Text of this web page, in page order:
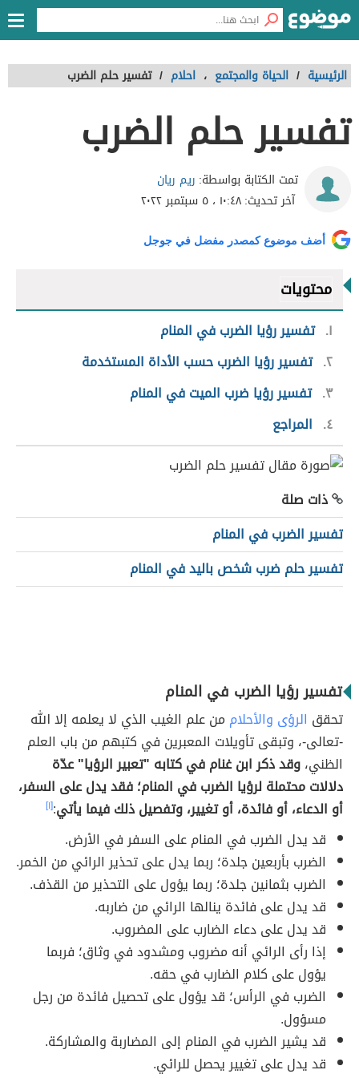
الرئيسية / الحياة والمجتمع ، احلام / تفسير حلم الضرب
تفسير حلم الضرب
تمت الكتابة بواسطة: ريم ريان
آخر تحديث:١٠:٤٨ ، ٥ سبتمبر ٢٠٢٢
أضف موضوع كمصدر مفضل في جوجل
محتويات
١ تفسير رؤيا الضرب في المنام
٢ تفسير رؤيا الضرب حسب الأداة المستخدمة
٣ تفسير رؤيا ضرب الميت في المنام
٤
المراجع
ذات صلة
تفسير الضرب في المنام
تفسير حلم ضرب شخص باليد في المنام
تفسير رؤيا الضرب في المنام
تحقق الرؤى والأحلام من علم الغيب الذي لا يعلمه إلا الله
-تعالى-، وتبقى تأويلات المعبرين في كتبهم من باب العلم
الظني،وقد ذكر ابن غنام في كتابه "تعبير الرؤيا" عدّة
دلالات محتملة لرؤيا الضرب في المنام؛ فقد يدل على السفر،
أو الدعاء، أو فائدة، أو تغيير، وتفصيل ذلك فيما يأتي:[١]
قد يدل الضرب في المنام على السفر في الأرض.
الضرب بأربعين جلدة؛ ربما يدل على تحذير الرائي من الخمر.
الضرب بثمانين جلدة؛ ربما يؤول على التحذير من القذف.
قد يدل على فائدة ينالها الرائي من ضاربه.
قد يدل على دعاء الضارب على المضروب.
إذا رأى الرائي أنه مضروب ومشدود في وثاق؛ فربما
يؤول على كلام الضارب في حقه.
الضرب في الرأس؛ قد يؤول على تحصيل فائدة من رجل
مسؤول.
قد يشير الضرب في المنام إلى المضاربة والمشاركة.
قد يدل على تغيير يحصل للرائي.